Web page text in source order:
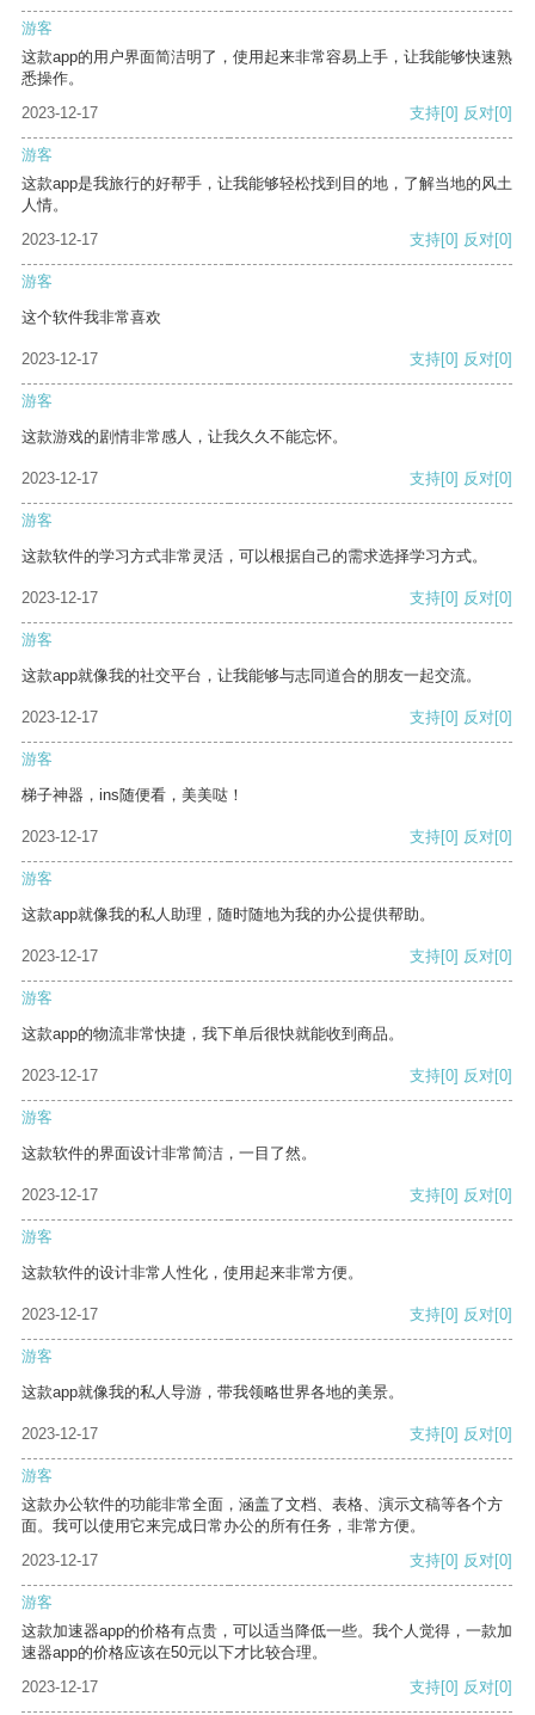
游客
这款app的用户界面简洁明了，使用起来非常容易上手，让我能够快速熟
悉操作。
2023-12-17
支持[0] 反对[0]
游客
这款app是我旅行的好帮手，让我能够轻松找到目的地，了解当地的风土
人情。
2023-12-17
支持[0] 反对[0]
游客
这个软件我非常喜欢
2023-12-17 支持[0] 反对[0]
游客
这款游戏的剧情非常感人，让我久久不能忘怀。
2023-12-17 支持[0] 反对[0]
游客
这款软件的学习方式非常灵活，可以根据自己的需求选择学习方式。
2023-12-17 支持[0] 反对[0]
游客
这款app就像我的社交平台，让我能够与志同道合的朋友一起交流。
2023-12-17 支持[0] 反对[0]
游客
梯子神器，ins随便看，美美哒！
2023-12-17 支持[0] 反对[0]
游客
这款app就像我的私人助理，随时随地为我的办公提供帮助。
2023-12-17 支持[0] 反对[0]
游客
这款app的物流非常快捷，我下单后很快就能收到商品。
2023-12-17 支持[0] 反对[0]
游客
这款软件的界面设计非常简洁，一目了然。
2023-12-17 支持[0] 反对[0]
游客
这款软件的设计非常人性化，使用起来非常方便。
2023-12-17 支持[0] 反对[0]
游客
这款app就像我的私人导游，带我领略世界各地的美景。
2023-12-17 支持[0] 反对[0]
游客
这款办公软件的功能非常全面，涵盖了文档、表格、演示文稿等各个方
面。我可以使用它来完成日常办公的所有任务，非常方便。
2023-12-17
支持[0] 反对[0]
游客
这款加速器app的价格有点贵，可以适当降低一些。我个人觉得，一款加
速器app的价格应该在50元以下才比较合理。
2023-12-17
支持[0] 反对[0]